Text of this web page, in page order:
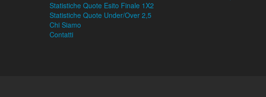
Statistiche Quote Esito Finale 1X2
Statistiche Quote Under/Over 2,5
Chi Siamo
Contatti